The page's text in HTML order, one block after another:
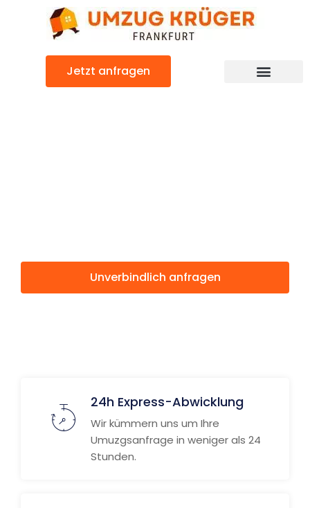
Jetzt anfragen
Unverbindlich anfragen
24h Express-Abwicklung
Wir kümmern uns um Ihre
Umuzgsanfrage in weniger als 24
Stunden.